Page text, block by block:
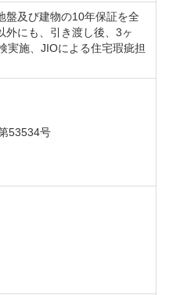
盤及び建物の10年保証を全
外にも、引き渡し後、3ヶ
実施、JIOによる住宅瑕疵担
53534号